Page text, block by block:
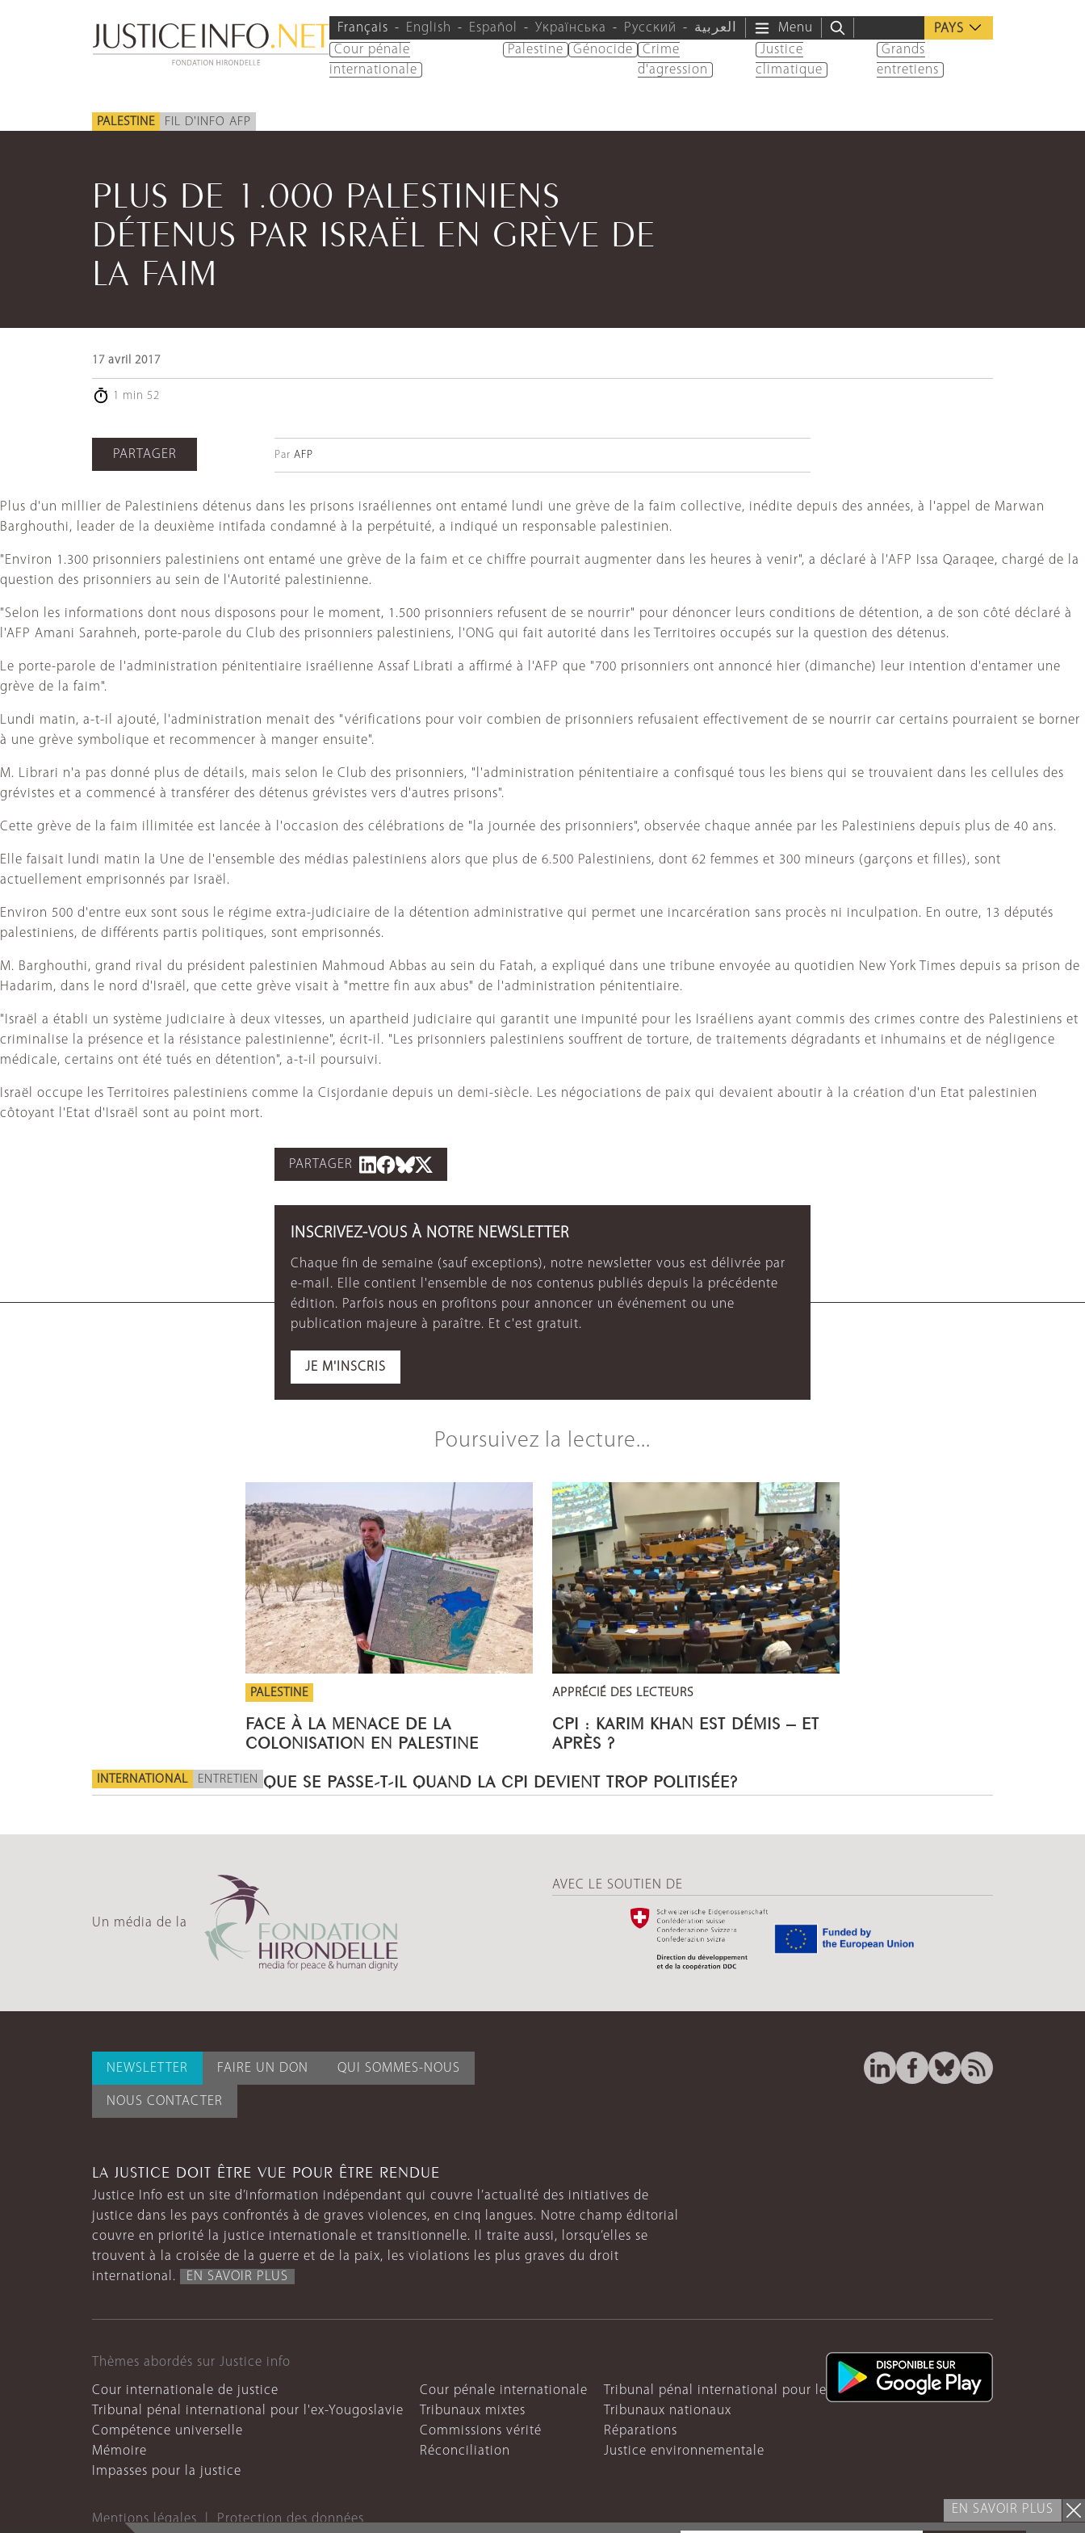
Français English Español Українська Русский العربية Menu
PAYS
Cour pénale
internationale
Palestine Génocide
Crime
d'agression
Justice
climatique
Grands
entretiens
PALESTINE FIL D'INFO AFP
PLUS DE 1.000 PALESTINIENS
DÉTENUS PAR ISRAËL EN GRÈVE DE
LA FAIM
17 avril 2017
1 min 52
PARTAGER Par AFP
Plus d'un millier de Palestiniens détenus dans les prisons israéliennes ont entamé lundi une grève de la faim collective, inédite depuis des années, à l'appel de Marwan
Barghouthi, leader de la deuxième intifada condamné à la perpétuité, a indiqué un responsable palestinien.
"Environ 1.300 prisonniers palestiniens ont entamé une grève de la faim et ce chiffre pourrait augmenter dans les heures à venir", a déclaré à l'AFP Issa Qaraqee, chargé de la
question des prisonniers au sein de l'Autorité palestinienne.
"Selon les informations dont nous disposons pour le moment, 1.500 prisonniers refusent de se nourrir" pour dénoncer leurs conditions de détention, a de son côté déclaré à
l'AFP Amani Sarahneh, porte-parole du Club des prisonniers palestiniens, l'ONG qui fait autorité dans les Territoires occupés sur la question des détenus.
Le porte-parole de l'administration pénitentiaire israélienne Assaf Librati a affirmé à l'AFP que "700 prisonniers ont annoncé hier (dimanche) leur intention d'entamer une
grève de la faim".
Lundi matin, a-t-il ajouté, l'administration menait des "vérifications pour voir combien de prisonniers refusaient effectivement de se nourrir car certains pourraient se borner
à une grève symbolique et recommencer à manger ensuite".
M. Librari n'a pas donné plus de détails, mais selon le Club des prisonniers, "l'administration pénitentiaire a confisqué tous les biens qui se trouvaient dans les cellules des
grévistes et a commencé à transférer des détenus grévistes vers d'autres prisons".
Cette grève de la faim illimitée est lancée à l'occasion des célébrations de "la journée des prisonniers", observée chaque année par les Palestiniens depuis plus de 40 ans.
Elle faisait lundi matin la Une de l'ensemble des médias palestiniens alors que plus de 6.500 Palestiniens, dont 62 femmes et 300 mineurs (garçons et filles), sont
actuellement emprisonnés par Israël.
Environ 500 d'entre eux sont sous le régime extra-judiciaire de la détention administrative qui permet une incarcération sans procès ni inculpation. En outre, 13 députés
palestiniens, de différents partis politiques, sont emprisonnés.
M. Barghouthi, grand rival du président palestinien Mahmoud Abbas au sein du Fatah, a expliqué dans une tribune envoyée au quotidien New York Times depuis sa prison de
Hadarim, dans le nord d'Israël, que cette grève visait à "mettre fin aux abus" de l'administration pénitentiaire.
"Israël a établi un système judiciaire à deux vitesses, un apartheid judiciaire qui garantit une impunité pour les Israéliens ayant commis des crimes contre des Palestiniens et
criminalise la présence et la résistance palestinienne", écrit-il. "Les prisonniers palestiniens souffrent de torture, de traitements dégradants et inhumains et de négligence
médicale, certains ont été tués en détention", a-t-il poursuivi.
Israël occupe les Territoires palestiniens comme la Cisjordanie depuis un demi-siècle. Les négociations de paix qui devaient aboutir à la création d'un Etat palestinien
côtoyant l'Etat d'Israël sont au point mort.
PARTAGER
INSCRIVEZ-VOUS À NOTRE NEWSLETTER
Chaque fin de semaine (sauf exceptions), notre newsletter vous est délivrée par
e-mail. Elle contient l'ensemble de nos contenus publiés depuis la précédente
édition. Parfois nous en profitons pour annoncer un événement ou une
publication majeure à paraître. Et c'est gratuit.
JE M'INSCRIS
Poursuivez la lecture...
PALESTINE
FACE À LA MENACE DE LA
COLONISATION EN PALESTINE
APPRÉCIÉ DES LECTEURS
CPI : KARIM KHAN EST DÉMIS – ET
APRÈS ?
INTERNATIONAL ENTRETIEN QUE SE PASSE-T-IL QUAND LA CPI DEVIENT TROP POLITISÉE?
Un média de la
AVEC LE SOUTIEN DE
NEWSLETTER FAIRE UN DON QUI SOMMES-NOUS
NOUS CONTACTER
LA JUSTICE DOIT ÊTRE VUE POUR ÊTRE RENDUE
Justice Info est un site d’information indépendant qui couvre l’actualité des initiatives de
justice dans les pays confrontés à de graves violences, en cinq langues. Notre champ éditorial
couvre en priorité la justice internationale et transitionnelle. Il traite aussi, lorsqu’elles se
trouvent à la croisée de la guerre et de la paix, les violations les plus graves du droit
international.
EN SAVOIR PLUS
Thèmes abordés sur Justice info
Cour internationale de justice Cour pénale internationale
Tribunal pénal international pour le Rwanda
Tribunal pénal international pour l'ex-Yougoslavie
Tribunaux mixtes
Tribunaux nationaux
Compétence universelle
Commissions vérité
Réparations
Mémoire
Réconciliation
Justice environnementale
Impasses pour la justice
Mentions légales Protection des données
EN SAVOIR PLUS